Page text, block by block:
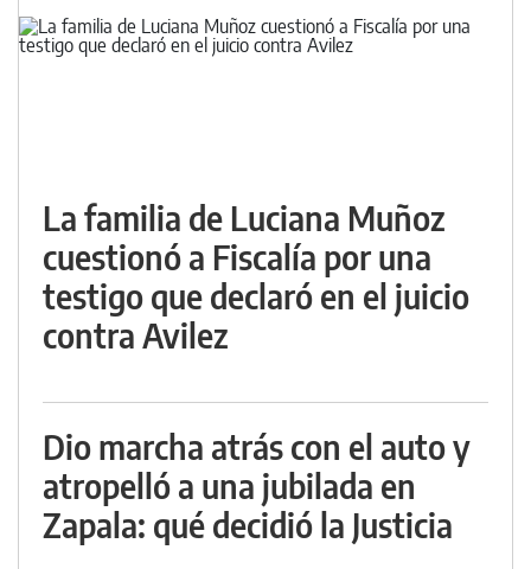
La familia de Luciana Muñoz
cuestionó a Fiscalía por una
testigo que declaró en el juicio
contra Avilez
Dio marcha atrás con el auto y
atropelló a una jubilada en
Zapala: qué decidió la Justicia